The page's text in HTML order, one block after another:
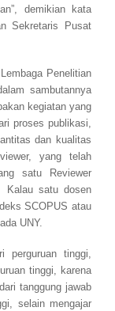
demikian kata
Sekretaris Pusat
Penelitian
sambutannya
kegiatan yang
proses publikasi,
dan kualitas
, yang telah
satu
Reviewer
Kalau satu dosen
SCOPUS atau
UNY.
perguruan tinggi,
tinggi, karena
tanggung jawab
selain mengajar